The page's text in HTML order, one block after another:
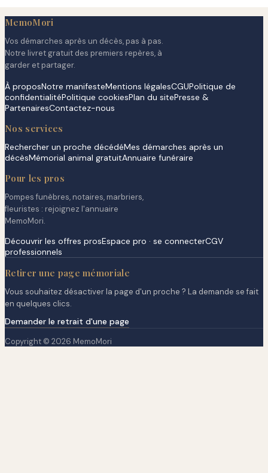
MemoMori
Vos démarches après un décès, pas à pas.
Notre livret gratuit des premiers repères, à
garder et partager.
À proposNotre manifesteMentions légalesCGUPolitique de
confidentialitéPolitique cookiesPlan du sitePresse &
PartenairesContactez-nous
Nos services
Rechercher un proche décédéMes démarches après un
décèsMémorial animal gratuitAnnuaire funéraire
Pour les pros
Pompes funèbres, notaires, marbriers,
fleuristes : rejoignez l'annuaire
MemoMori.
Découvrir les offres prosEspace pro · se connecterCGV
professionnels
Retirer une page mémoriale
Vous souhaitez désactiver la page d'un proche ? La demande se fait
en quelques clics.
Demander le retrait d'une page
Copyright © 2026 MemoMori